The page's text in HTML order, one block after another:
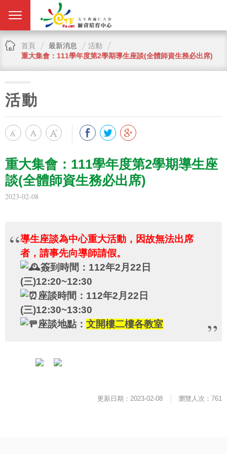
首頁 最新消息
活動
重大集會：111學年度第2學期導生座談(全體師資生務必出席)
活動
重大集會：111學年度第2學期導生座
談(全體師資生務必出席)
2023-02-08
導生座談為中心重大活動，因故無法出席
者，請事先向導師請假。
簽到時間：112年2月22日
(三)12:20~12:30
座談時間：112年2月22日
(三)12:30~13:30
座談地點： 文開樓二樓各教室
更新日期：2023-02-08 瀏覽人次：761